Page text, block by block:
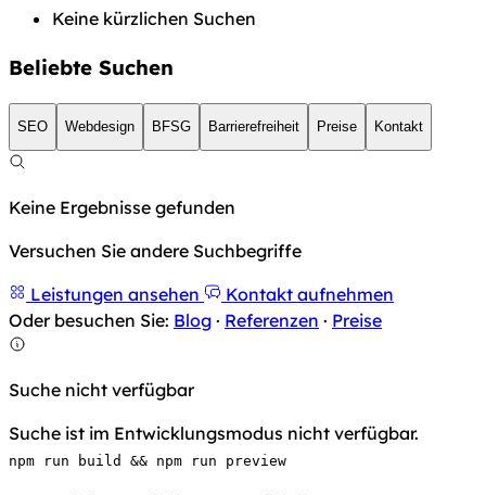
Keine kürzlichen Suchen
Beliebte Suchen
SEO Webdesign BFSG Barrierefreiheit Preise Kontakt
Keine Ergebnisse gefunden
Versuchen Sie andere Suchbegriffe
Leistungen ansehen
Kontakt aufnehmen
Oder besuchen Sie: Blog · Referenzen · Preise
Suche nicht verfügbar
Suche ist im Entwicklungsmodus nicht verfügbar.
npm run build && npm run preview